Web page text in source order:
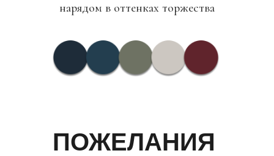
ПОЖЕЛАНИЯ
нарядом в оттенках торжества